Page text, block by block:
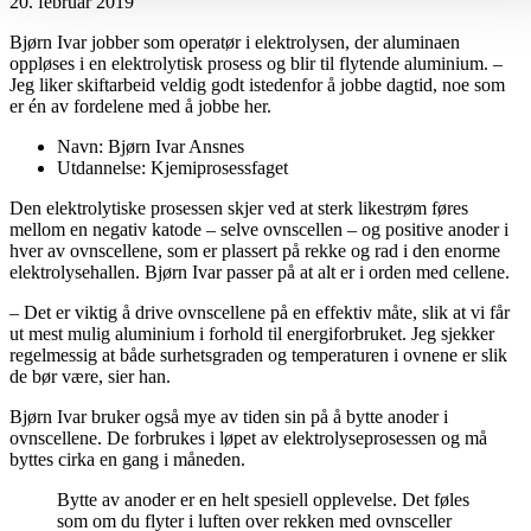
Bjørn Ivar jobber som operatør i elektrolysen, der aluminaen
oppløses i en elektrolytisk prosess og blir til flytende aluminium. –
Jeg liker skiftarbeid veldig godt istedenfor å jobbe dagtid, noe som
er én av fordelene med å jobbe her.
Navn: Bjørn Ivar Ansnes
Utdannelse: Kjemiprosessfaget
Den elektrolytiske prosessen skjer ved at sterk likestrøm føres
mellom en negativ katode – selve ovnscellen – og positive anoder i
hver av ovnscellene, som er plassert på rekke og rad i den enorme
elektrolysehallen. Bjørn Ivar passer på at alt er i orden med cellene.
– Det er viktig å drive ovnscellene på en effektiv måte, slik at vi får
ut mest mulig aluminium i forhold til energiforbruket. Jeg sjekker
regelmessig at både surhetsgraden og temperaturen i ovnene er slik
de bør være, sier han.
Bjørn Ivar bruker også mye av tiden sin på å bytte anoder i
ovnscellene. De forbrukes i løpet av elektrolyseprosessen og må
byttes cirka en gang i måneden.
Bytte av anoder er en helt spesiell opplevelse. Det føles
som om du flyter i luften over rekken med ovnsceller